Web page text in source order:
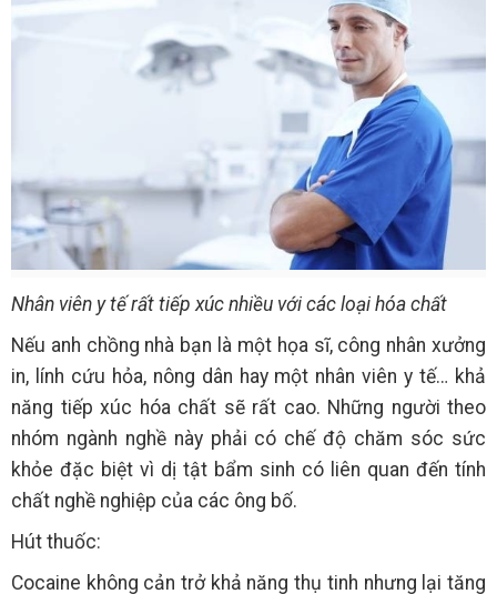
Nhân viên y tế rất tiếp xúc nhiều với các loại hóa chất
Nếu anh chồng nhà bạn là một họa sĩ, công nhân xưởng
in, lính cứu hỏa, nông dân hay một nhân viên y tế… khả
năng tiếp xúc hóa chất sẽ rất cao. Những người theo
nhóm ngành nghề này phải có chế độ chăm sóc sức
khỏe đặc biệt vì dị tật bẩm sinh có liên quan đến tính
chất nghề nghiệp của các ông bố.
Hút thuốc:
Cocaine không cản trở khả năng thụ tinh nhưng lại tăng